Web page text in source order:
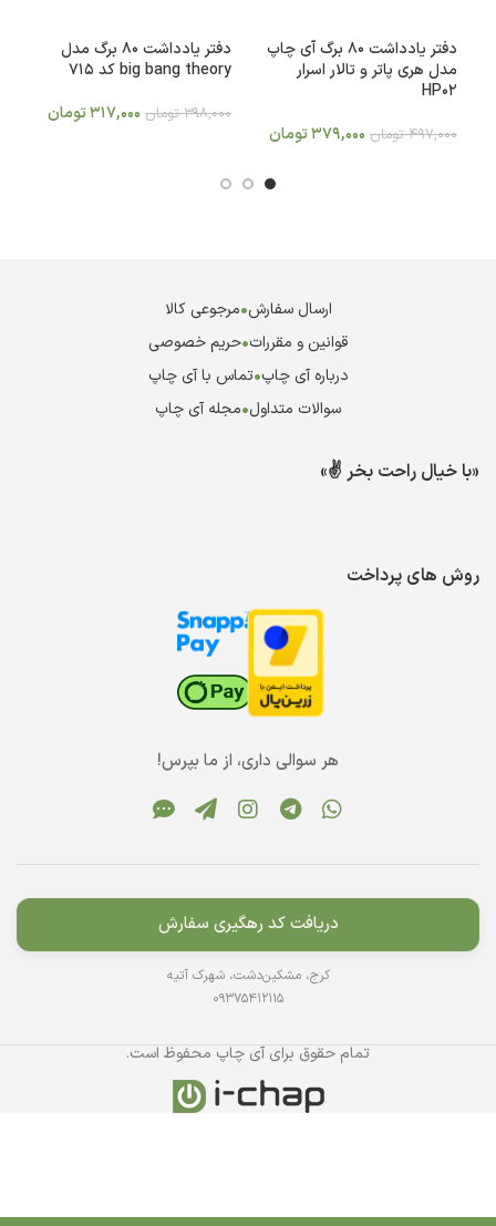
دفتر یادداشت 80 برگ آی چاپ
مدل هری پاتر و تالار اسرار
HP02
497,000 تومان 379,000تومان
دفتر یادداشت 80 برگ مدل
big bang theory کد 715
398,000 تومان 317,000تومان
ارسال سفارش•مرجوعی کالا
قوانین و مقررات•حریم خصوصی
درباره آی چاپ•تماس با آی چاپ
سوالات متداول•مجله آی چاپ
«با خیال راحت بخر ✌️»
روش های پرداخت
هر سوالی داری، از ما بپرس!
دریافت کد رهگیری سفارش
کرج، مشکین‌دشت، شهرک آتیه
09375412115
تمام حقوق برای آی چاپ محفوظ است.